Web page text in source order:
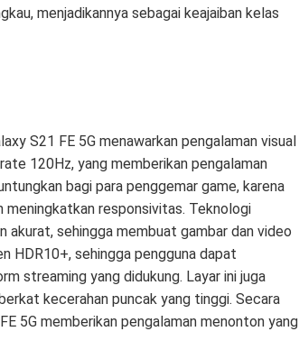
menjadikannya sebagai keajaiban kelas
S21 FE 5G menawarkan pengalaman visual
120Hz, yang memberikan pengalaman
bagi para penggemar game, karena
meningkatkan responsivitas. Teknologi
akurat, sehingga membuat gambar dan video
HDR10+, sehingga pengguna dapat
streaming yang didukung. Layar ini juga
kecerahan puncak yang tinggi. Secara
5G memberikan pengalaman menonton yang